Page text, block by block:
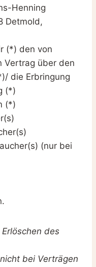
Henning
Detmold,
(*) den von
Vertrag über den
die Erbringung
(*)
(*)
(nur bei
des
bei Verträgen